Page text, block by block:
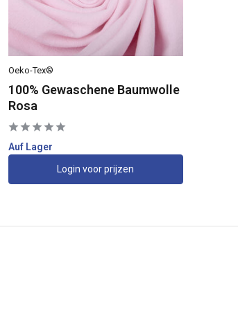
Oeko-Tex®
100% Gewaschene Baumwolle
Rosa
Auf Lager
Login voor prijzen